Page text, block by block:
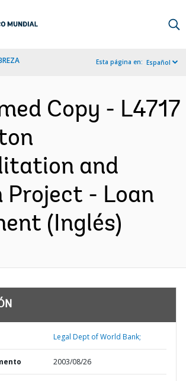
Esta página en: Español
Copy - L4717
and
Project - Loan
(Inglés)
Legal Dept of World Bank;
2003/08/26